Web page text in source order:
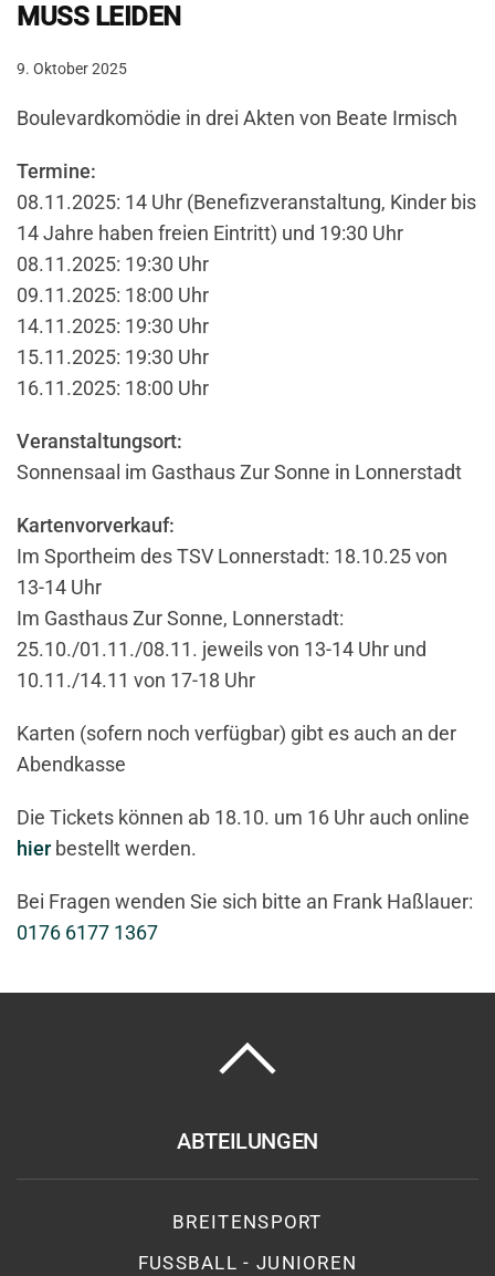
MUSS LEIDEN
9. Oktober 2025
Boulevardkomödie in drei Akten von Beate Irmisch
Termine:
08.11.2025: 14 Uhr (Benefizveranstaltung, Kinder bis
14 Jahre haben freien Eintritt) und 19:30 Uhr
08.11.2025: 19:30 Uhr
09.11.2025: 18:00 Uhr
14.11.2025: 19:30 Uhr
15.11.2025: 19:30 Uhr
16.11.2025: 18:00 Uhr
Veranstaltungsort:
Sonnensaal im Gasthaus Zur Sonne in Lonnerstadt
Kartenvorverkauf:
Im Sportheim des TSV Lonnerstadt: 18.10.25 von
13-14 Uhr
Im Gasthaus Zur Sonne, Lonnerstadt:
25.10./01.11./08.11. jeweils von 13-14 Uhr und
10.11./14.11 von 17-18 Uhr
Karten (sofern noch verfügbar) gibt es auch an der
Abendkasse
Die Tickets können ab 18.10. um 16 Uhr auch online
hierbestellt werden.
Bei Fragen wenden Sie sich bitte an Frank Haßlauer:
0176 6177 1367
ABTEILUNGEN
BREITENSPORT
FUSSBALL - JUNIOREN